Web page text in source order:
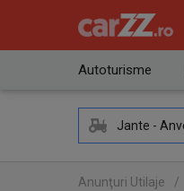
Autoturisme
Jante -
Anunţuri Utilaje /